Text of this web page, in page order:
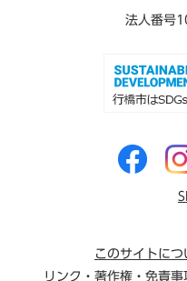
法人番号
このサイトにつ
リンク・著作権・免責事